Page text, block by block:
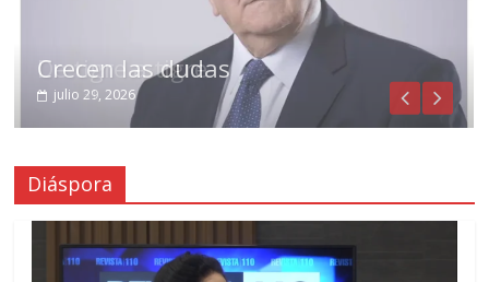
Crecen las dudas
julio 29, 2026
Diáspora